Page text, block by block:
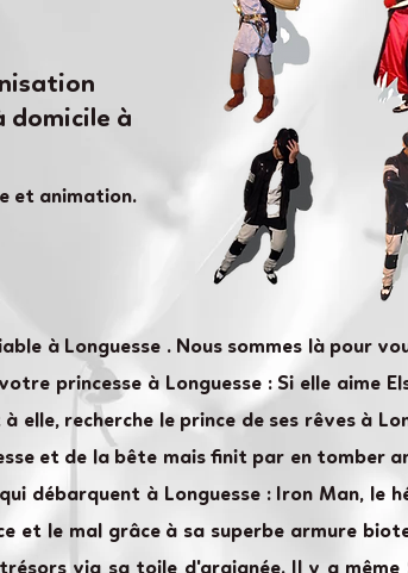
domicile à
et animation.
à Longuesse . Nous sommes là pour
princesse à Longuesse : Si elle aime
elle, recherche le prince de ses rêves à
et de la bête mais finit par en tomber
débarquent à Longuesse : Iron Man,
et le mal grâce à sa superbe armure